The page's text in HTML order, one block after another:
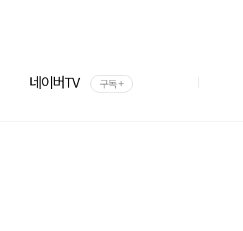
네이버TV 구독 +